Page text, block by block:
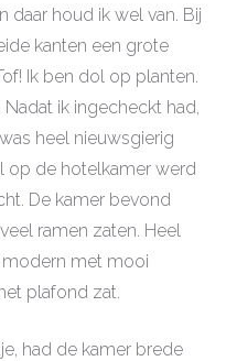
daar houd ik wel van. Bij
kanten een grote
Ik ben dol op planten.
ik ingecheckt had,
heel nieuwsgierig
op de hotelkamer werd
De kamer bevond
ramen zaten. Heel
modern met mooi
plafond zat.
had de kamer brede